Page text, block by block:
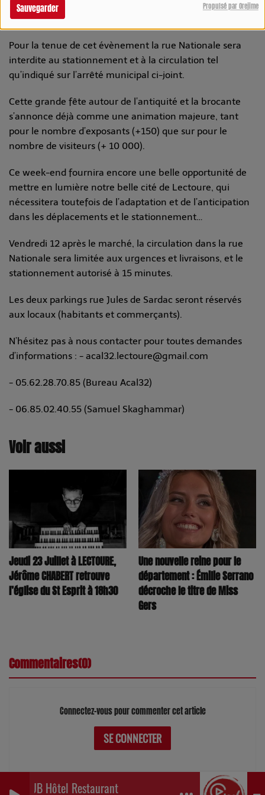
Sauvegarder Propulsé par Orejime
PUB Hôtel Restaurant Henri IV EAUZE
propose une nouvelle manifestation les 13 & 14
Septembre 2025 : « Les Brocs en Fête ».
Pour la tenue de cet évènement la rue Nationale sera
interdite au stationnement et à la circulation tel
qu’indiqué sur l’arrêté municipal ci-joint.
Cette grande fête autour de l’antiquité et la brocante
s’annonce déjà comme une animation majeure, tant
pour le nombre d’exposants (+150) que sur pour le
nombre de visiteurs (+ 10 000).
Ce week-end fournira encore une belle opportunité de
mettre en lumière notre belle cité de Lectoure, qui
nécessitera toutefois de l’adaptation et de l’anticipation
dans les déplacements et le stationnement…
Vendredi 12 après le marché, la circulation dans la rue
Nationale sera limitée aux urgences et livraisons, et le
stationnement autorisé à 15 minutes.
Les deux parkings rue Jules de Sardac seront réservés
aux locaux (habitants et commerçants).
N’hésitez pas à nous contacter pour toutes demandes
d’informations : - acal32.lectoure@gmail.com
- 05.62.28.70.85 (Bureau Acal32)
- 06.85.02.40.55 (Samuel Skaghammar)
Voir aussi
Jeudi 23 Juillet à LECTOURE,
Jérôme CHABERT retrouve
l’église du St Esprit à 18h30
Une nouvelle reine pour le
département : Émilie Serrano
décroche le titre de Miss
Gers
Commentaires(0)
Connectez-vous pour commenter cet article
SE CONNECTER